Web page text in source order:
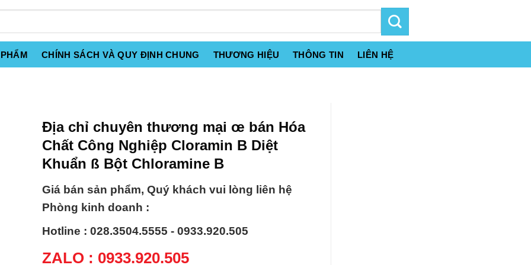
CHÍNH SÁCH VÀ QUY ĐỊNH CHUNG THƯƠNG HIỆU THÔNG TIN LIÊN HỆ
Địa chỉ chuyên thương mại œ bán Hóa
Chất Công Nghiệp Cloramin B Diệt
Khuẩn ß Bột Chloramine B
Giá bán sản phẩm, Quý khách vui lòng liên hệ
Phòng kinh doanh :
Hotline : 028.3504.5555 - 0933.920.505
ZALO : 0933.920.505